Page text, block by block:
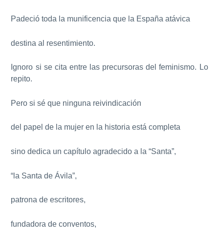
Padeció toda la munificencia que la España atávica
destina al resentimiento.
Ignoro si se cita entre las precursoras del feminismo. Lo
repito.
Pero si sé que ninguna reivindicación
del papel de la mujer en la historia está completa
sino dedica un capítulo agradecido a la “Santa”,
“la Santa de Ávila”,
patrona de escritores,
fundadora de conventos,